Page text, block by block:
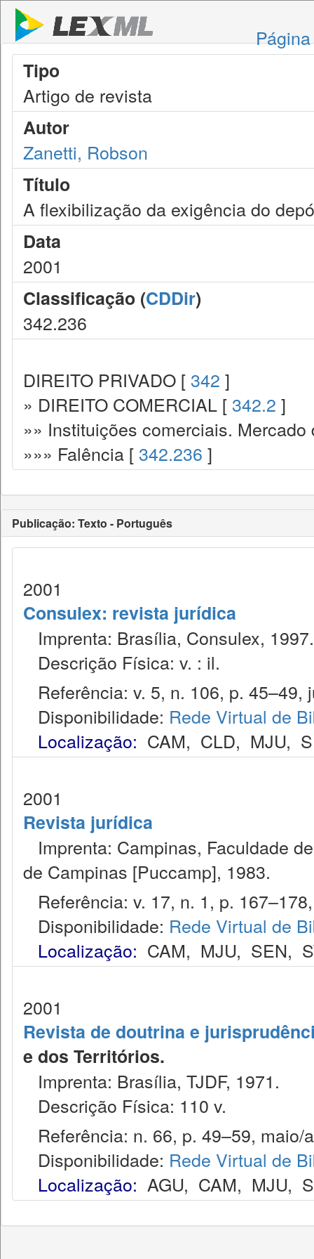
Tipo
Artigo de revista
Autor
Zanetti, Robson
Título
A flexibilização da exigência do
Data
2001
Classificação (CDDir)
342.236
DIREITO PRIVADO [ 342 ]
» DIREITO COMERCIAL [ 342.2 ]
»» Instituições comerciais.
»»» Falência [ 342.236 ]
Publicação: Texto - Português
2001
Consulex: revista jurídica
Imprenta: Brasília, Consulex, 1997.
Descrição Física: v. : il.
Referência: v. 5, n. 106, p. 45–49,
Disponibilidade: Rede Virtual de
Localização: CAM, CLD, MJU,
2001
Revista jurídica
Imprenta: Campinas, Faculdade
de Campinas [Puccamp], 1983.
Referência: v. 17, n. 1, p.
Disponibilidade: Rede Virtual de
Localização: CAM, MJU, SEN,
2001
Revista de doutrina e
e dos Territórios.
Imprenta: Brasília, TJDF, 1971.
Descrição Física: 110 v.
Referência: n. 66, p. 49–59, maio/
Disponibilidade: Rede Virtual de
Localização: AGU, CAM, MJU,